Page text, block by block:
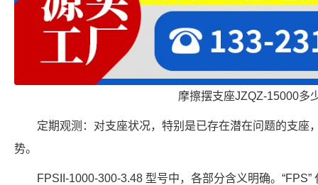
摩擦摆支座JZQZ-15000多
定期观测：对支座状况，特别是已存在潜在问题的支座
势。
FPSII-1000-300-3.48 型号中，各部分含义明确。“FPS”